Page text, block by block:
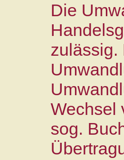
Die
zulässig.
Wechsel
sog.